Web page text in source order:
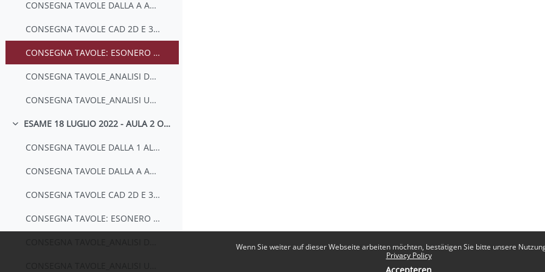
Wenn Sie weiter auf dieser Webseite arbeiten möchten, bestätigen Sie bitte unsere
Privacy Policy
CONSEGNA TAVOLE DALLA A ALLA C IN UN UNICO FILE PDF
CONSEGNA TAVOLE CAD 2D E 3D IN UN UNICO PDF E CON CARTELLA ZIP CON DWG
CONSEGNA TAVOLE: ESONERO 1- ESONERO 2 - E QUESTIONARIO IN UN UNICO FILE PDF
CONSEGNA TAVOLE_ANALISI DEL TERRITORIO IN UN UNICO FILE PDF E IN FILE QGIS CON LE RELATIVE CARTELLE
CONSEGNA TAVOLE_ANALISI URBANA IN UN UNICO FILE PDF E IN FILE QGIS CON LE RELATIVE CARTELLE
Einklappen ESAME 18 LUGLIO 2022 - AULA 2 ORE 10.00
CONSEGNA TAVOLE DALLA 1 ALLA 6 IN UN UNICO FILE PDF
CONSEGNA TAVOLE DALLA A ALLA C IN UN UNICO FILE PDF
CONSEGNA TAVOLE CAD 2D E 3D IN UN UNICO PDF E CON CARTELLA ZIP CON DWG
CONSEGNA TAVOLE: ESONERO 1- ESONERO 2 - E QUESTIONARIO IN UN UNICO FILE PDF